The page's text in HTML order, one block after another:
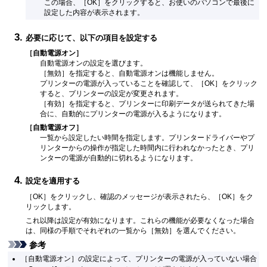
この場合、 ［OK］
をクリックすると、お使いのパソコンで最後に
設定した内容が表示されます。
必要に応じて、以下の項目を設定する
［自動電源オン］
自動電源オンの設定を選びます。
［無効］ を指定すると、自動電源オンは機能しません。
プリンターの電源が入っていることを確認して、
［OK］ をクリック
すると、プリンターの設定が変更されます。
［有効］ を指定すると、 プリンターに印刷データが送られてきた場
合に、自動的にプリンターの電源が入るようになります。
［自動電源オフ］
一覧から設定したい時間を指定します。 プリンタードライバーやプ
リンターからの操作が指定した時間内に行われなかったとき、プリ
ンターの電源が自動的に切れるようになります。
設定を適用する
［OK］ をクリックし、確認のメッセージが表示されたら、 ［OK］ をク
リックします。
これ以降は設定が有効になります。
これらの機能が必要なくなった場合
は、同様の手順でそれぞれの一覧から
［無効］ を選んでください。
参考
［自動電源オン］の設定によって、プリンターの電源が入っていない場合